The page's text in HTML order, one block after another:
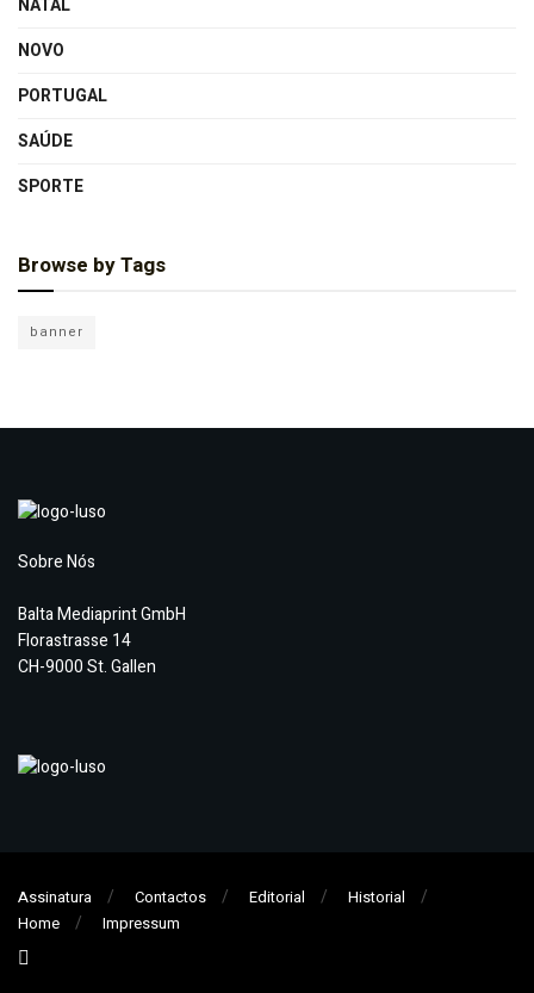
NATAL
NOVO
PORTUGAL
SAÚDE
SPORTE
Browse by Tags
banner
Sobre Nós
Balta Mediaprint GmbH
Florastrasse 14
CH-9000 St. Gallen
Assinatura Contactos Editorial
Historial
Home
Impressum